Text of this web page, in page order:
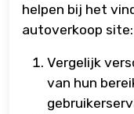
helpen bij het
autoverkoop site:
Vergelijk
van hun